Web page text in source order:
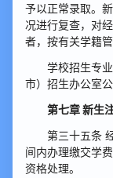
予以正常录取。
况进行复查，对
者，按有关学籍
学校招生专
市）招生办公室
第七章 新生
第三十五条
间内办理缴交学
资格处理。